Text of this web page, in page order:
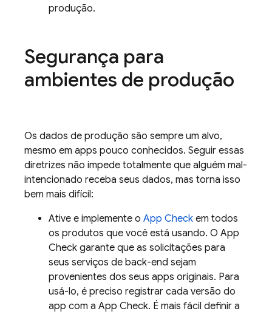
produção.
Segurança para
ambientes de produção
Os dados de produção são sempre um alvo,
mesmo em apps pouco conhecidos. Seguir essas
diretrizes não impede totalmente que alguém mal-
intencionado receba seus dados, mas torna isso
bem mais difícil:
Ative e implemente o App Check em todos
os produtos que você está usando. O App
Check garante que as solicitações para
seus serviços de back-end sejam
provenientes dos seus apps originais. Para
usá-lo, é preciso registrar cada versão do
app com a App Check. É mais fácil definir a